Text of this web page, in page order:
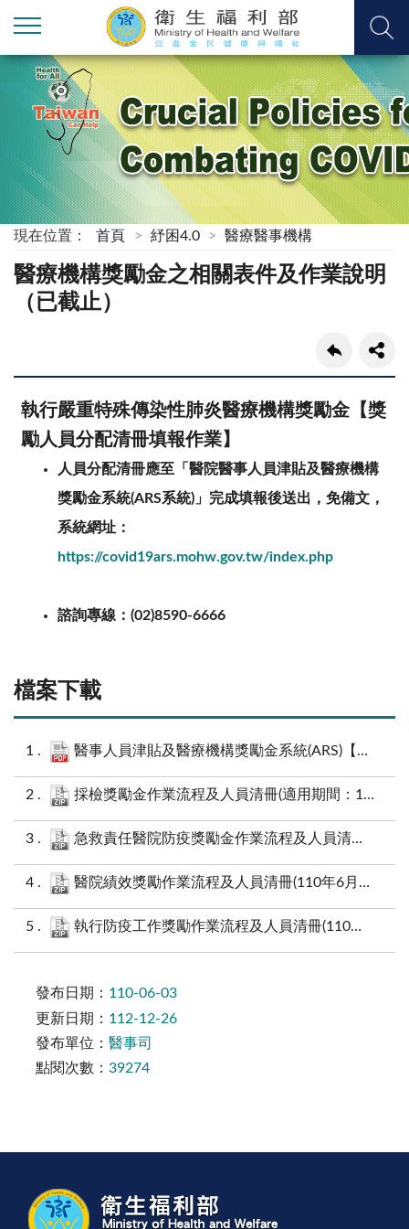
現在位置： 首頁 紓困4.0 醫療醫事機構
醫療機構獎勵金之相關表件及作業說明
（已截止）
執行嚴重特殊傳染性肺炎醫療機構獎勵金【獎
勵人員分配清冊填報作業】
人員分配清冊應至「醫院醫事人員津貼及醫療機構
獎勵金系統(ARS系統)」完成填報後送出，免備文，
系統網址：
https://covid19ars.mohw.gov.tw/index.php
諮詢專線： (02)8590-6666
檔案下載
醫事人員津貼及醫療機構獎勵金系統(ARS)【獎勵金專區】系統操作說明會-(議程及報到說明).pdf
採檢獎勵金作業流程及人員清冊(適用期間：111年7月前).zip
急救責任醫院防疫獎勵金作業流程及人員清冊(適用期間：111年10月前).zip
醫院績效獎勵作業流程及人員清冊(110年6月29日).zip
執行防疫工作獎勵作業流程及人員清冊(110年9月14日).zip
發布日期： 110-06-03
更新日期： 112-12-26
發布單位： 醫事司
點閱次數： 39274